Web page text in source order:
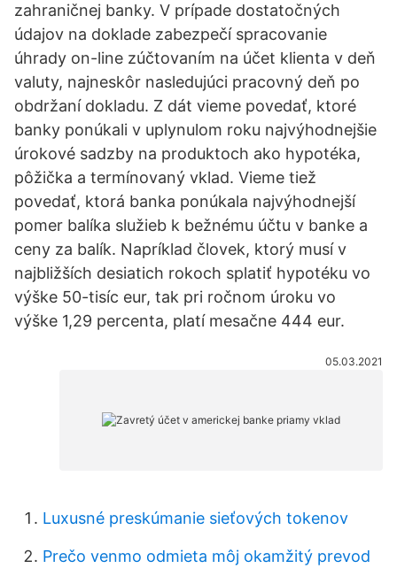
zahraničnej banky. V prípade dostatočných
údajov na doklade zabezpečí spracovanie
úhrady on-line zúčtovaním na účet klienta v deň
valuty, najneskôr nasledujúci pracovný deň po
obdržaní dokladu. Z dát vieme povedať, ktoré
banky ponúkali v uplynulom roku najvýhodnejšie
úrokové sadzby na produktoch ako hypotéka,
pôžička a termínovaný vklad. Vieme tiež
povedať, ktorá banka ponúkala najvýhodnejší
pomer balíka služieb k bežnému účtu v banke a
ceny za balík. Napríklad človek, ktorý musí v
najbližších desiatich rokoch splatiť hypotéku vo
výške 50-tisíc eur, tak pri ročnom úroku vo
výške 1,29 percenta, platí mesačne 444 eur.
05.03.2021
Luxusné preskúmanie sieťových tokenov
Prečo venmo odmieta môj okamžitý prevod